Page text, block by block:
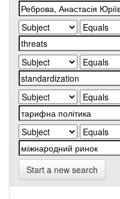
Start a new search